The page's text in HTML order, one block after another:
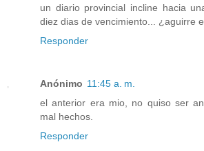
un diario provincial incline hacia
diez dias de vencimiento... ¿aguirre
Responder
Anónimo 11:45 a. m.
el anterior era mio, no quiso ser
mal hechos.
Responder